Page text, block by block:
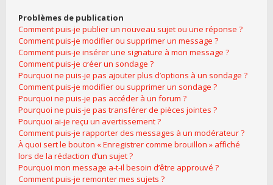
Problèmes de publication
Comment puis-je publier un nouveau sujet ou une réponse ?
Comment puis-je modifier ou supprimer un message ?
Comment puis-je insérer une signature à mon message ?
Comment puis-je créer un sondage ?
Pourquoi ne puis-je pas ajouter plus d’options à un sondage ?
Comment puis-je modifier ou supprimer un sondage ?
Pourquoi ne puis-je pas accéder à un forum ?
Pourquoi ne puis-je pas transférer de pièces jointes ?
Pourquoi ai-je reçu un avertissement ?
Comment puis-je rapporter des messages à un modérateur ?
À quoi sert le bouton « Enregistrer comme brouillon » affiché
lors de la rédaction d’un sujet ?
Pourquoi mon message a-t-il besoin d’être approuvé ?
Comment puis-je remonter mes sujets ?